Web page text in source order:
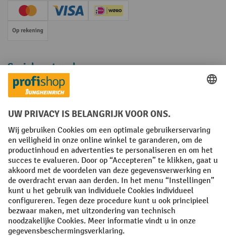
Creditcard (Master)Creditcard (Visa)iDEAL | Wero
Op rekening
Sociale netwerken
Facebook
YouTube
LinkedInInstagram
Algemene leveringsvoorwaarden Copyright
Privacyverklaring Privacy Instellingen
All prices excl. VAT plusshipping costs and possible delivery charges,
if not stated otherwise.
¹ De korting is geldig zolang de voorraad strekt. De korting is niet van
toepassing op speciale prijzen. Een combinatie met andere
procentuele kortingen of vouchers is niet mogelijk. | ² De korting